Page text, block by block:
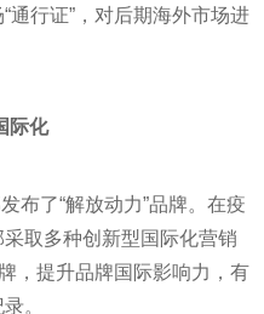
通行证”，对后期海外市场进
际化
布了“解放动力”品牌。在疫
取多种创新型国际化营销
，提升品牌国际影响力，有
。